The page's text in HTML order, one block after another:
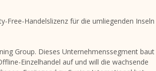
Free-Handelslizenz für die umliegenden Inseln
Group. Dieses Unternehmenssegment baut
Einzelhandel auf und will die wachsende